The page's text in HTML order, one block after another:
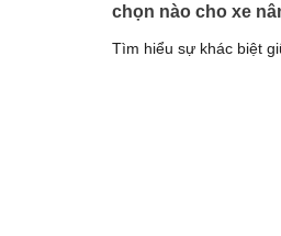
chọn nào cho xe
Tìm hiểu sự khác biệt